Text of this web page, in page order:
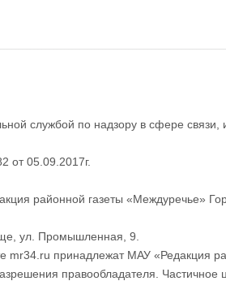
службой по надзору в сфере
05.09.2017г.
районной газеты «Междуречье»
ул. Промышленная, 9.
принадлежат МАУ «Редакция
правообладателя. Частичное